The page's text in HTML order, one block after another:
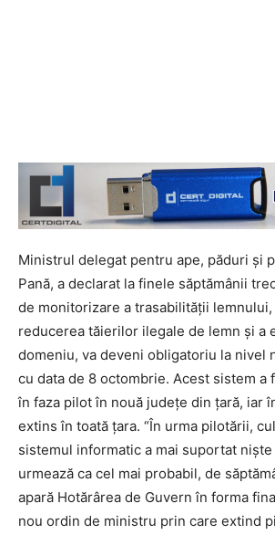
Ministrul delegat pentru ape, păduri și
Pană, a declarat la finele săptămânii
de monitorizare a trasabilității
reducerea tăierilor ilegale de lemn și a
domeniu, va deveni obligatoriu la nivel
cu data de 8 octombrie. Acest sistem a
în faza pilot în nouă județe din țară, iar
extins în toată țara. “În urma pilotării,
sistemul informatic a mai suportat
urmează ca cel mai probabil, de
apară Hotărârea de Guvern în forma
nou ordin de ministru prin care extind